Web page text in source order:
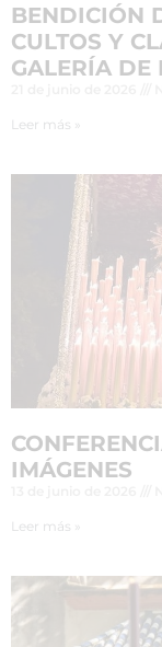
BENDICIÓN
CULTOS Y
GALERÍA DE
Leer más »
IMÁGENES
Leer más »